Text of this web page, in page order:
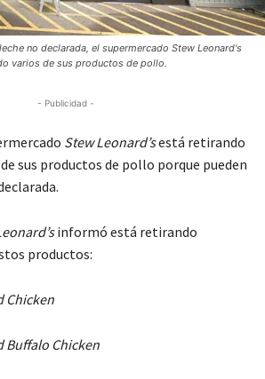
no declarada, el supermercado Stew Leonard's
varios de sus productos de pollo.
- Publicidad -
Stew Leonard’sestá retirando
sus productos de pollo porque pueden
informó está retirando
productos:
Chicken
Buffalo Chicken